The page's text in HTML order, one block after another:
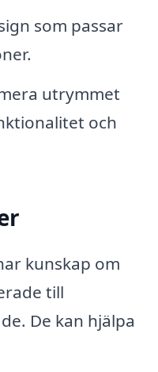
som passar
utrymmet
och
kunskap om
till
De kan hjälpa